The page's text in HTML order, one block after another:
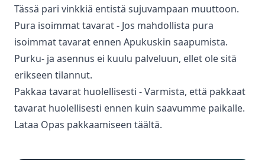
Tässä pari vinkkiä entistä sujuvampaan muuttoon.
Pura isoimmat tavarat - Jos mahdollista pura
isoimmat tavarat ennen Apukuskin saapumista.
Purku- ja asennus ei kuulu palveluun, ellet ole sitä
erikseen tilannut.
Pakkaa tavarat huolellisesti - Varmista, että pakkaat
tavarat huolellisesti ennen kuin saavumme paikalle.
Lataa Opas pakkaamiseen täältä.